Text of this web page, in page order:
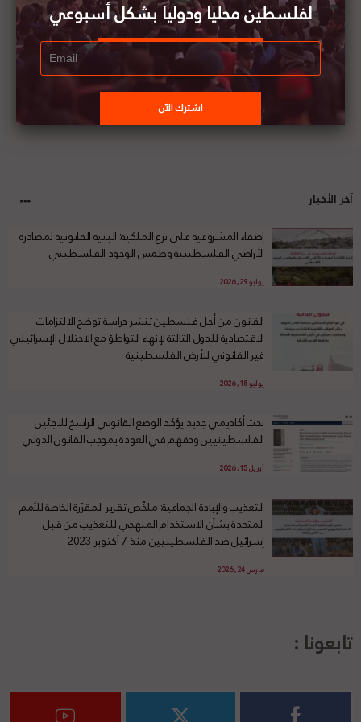
آخر الأخبار
إضفاء المشروعية على نزع الملكية: البنية القانونية لمصادرة
الأراضي الفلسطينية وطمس الوجود الفلسطيني
يوليو 29, 2026
القانون من أجل فلسطين تنشر دراسة توضح الالتزامات
الاقتصادية للدول الثالثة لإنهاء التواطؤ مع الاحتلال الإسرائيلي
غير القانوني للأرض الفلسطينية
يوليو 18, 2026
بحث أكاديمي جديد يؤكد الوضع القانوني الراسخ للاجئين
الفلسطينيين وحقهم في العودة بموجب القانون الدولي
أبريل 15, 2026
التعذيب والإبادة الجماعية: ملخّص تقرير المقرّرة الخاصة للأمم
المتحدة بشأن الاستخدام المنهجي للتعذيب من قبل
إسرائيل ضد الفلسطينيين منذ 7 أكتوبر 2023
مارس 24, 2026
تابعونا :
لفلسطين محليا ودوليا بشكل أسبوعي